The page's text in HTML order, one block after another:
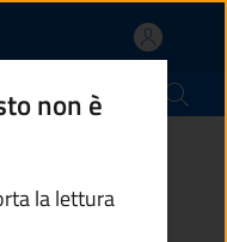
non è
la lettura